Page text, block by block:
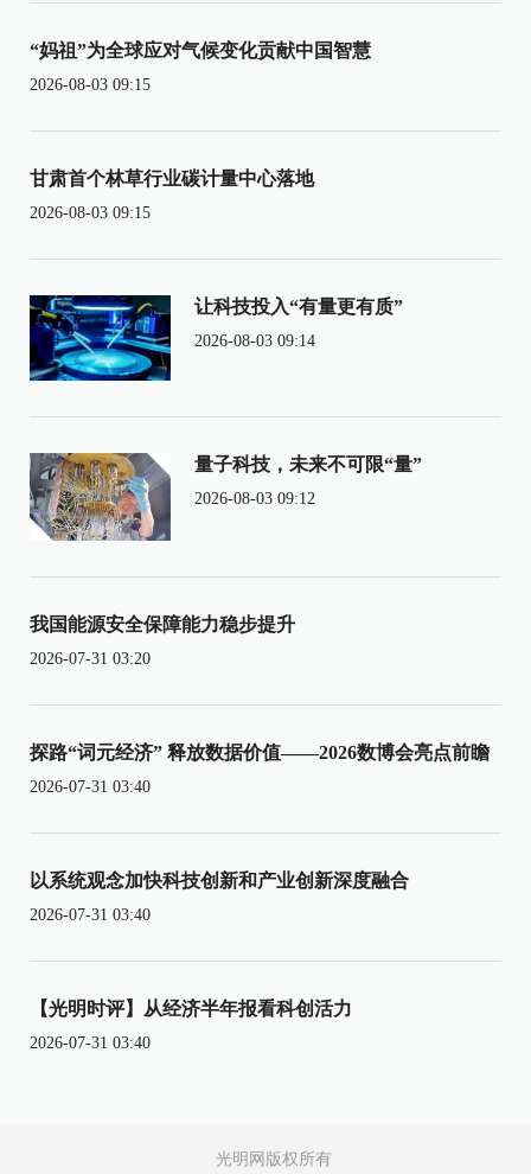
“妈祖”为全球应对气候变化贡献中国智慧
2026-08-03 09:15
甘肃首个林草行业碳计量中心落地
2026-08-03 09:15
让科技投入“有量更有质”
2026-08-03 09:14
量子科技，未来不可限“量”
2026-08-03 09:12
我国能源安全保障能力稳步提升
2026-07-31 03:20
探路“词元经济” 释放数据价值——2026数博会亮点前瞻
2026-07-31 03:40
以系统观念加快科技创新和产业创新深度融合
2026-07-31 03:40
【光明时评】从经济半年报看科创活力
2026-07-31 03:40
光明网版权所有